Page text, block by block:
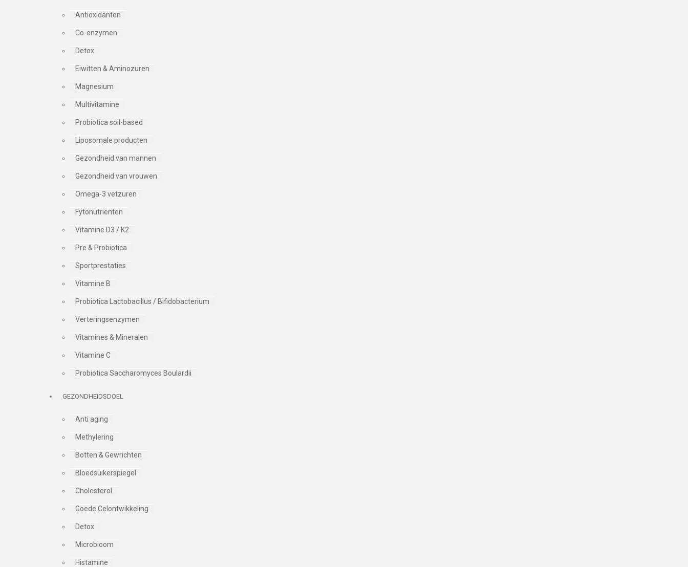
Antioxidanten
Co-enzymen
Detox
Eiwitten & Aminozuren
Magnesium
Multivitamine
Probiotica soil-based
Liposomale producten
Gezondheid van mannen
Gezondheid van vrouwen
Omega-3 vetzuren
Fytonutriënten
Vitamine D3 / K2
Pre & Probiotica
Sportprestaties
Vitamine B
Probiotica Lactobacillus / Bifidobacterium
Verteringsenzymen
Vitamines & Mineralen
Vitamine C
Probiotica Saccharomyces Boulardii
GEZONDHEIDSDOEL
Anti aging
Methylering
Botten & Gewrichten
Bloedsuikerspiegel
Cholesterol
Goede Celontwikkeling
Detox
Microbioom
Histamine